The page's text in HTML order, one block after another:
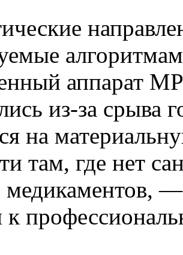
аппарат
из-за срыва
на
там, где нет
медикаментов,
к